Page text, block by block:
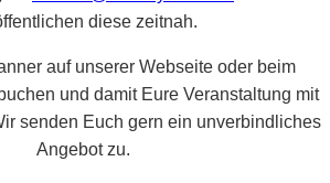
diese zeitnah.
auf unserer Webseite oder beim
und damit Eure Veranstaltung mit
senden Euch gern ein unverbindliches
Angebot zu.